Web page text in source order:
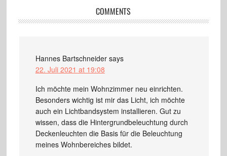
COMMENTS
Hannes Bartschneider says
22. Juli 2021 at 19:08
Ich möchte mein Wohnzimmer neu einrichten.
Besonders wichtig ist mir das Licht, ich möchte
auch ein Lichtbandsystem installieren. Gut zu
wissen, dass die Hintergrundbeleuchtung durch
Deckenleuchten die Basis für die Beleuchtung
meines Wohnbereiches bildet.